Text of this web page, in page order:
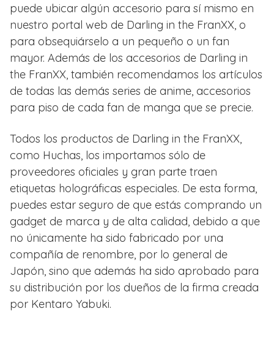
puede ubicar algún accesorio para sí mismo en
nuestro portal web de Darling in the FranXX, o
para obsequiárselo a un pequeño o un fan
mayor. Además de los accesorios de Darling in
the FranXX, también recomendamos los artículos
de todas las demás series de anime, accesorios
para piso de cada fan de manga que se precie.
Todos los productos de Darling in the FranXX,
como Huchas, los importamos sólo de
proveedores oficiales y gran parte traen
etiquetas holográficas especiales. De esta forma,
puedes estar seguro de que estás comprando un
gadget de marca y de alta calidad, debido a que
no únicamente ha sido fabricado por una
compañía de renombre, por lo general de
Japón, sino que además ha sido aprobado para
su distribución por los dueños de la firma creada
por Kentaro Yabuki.